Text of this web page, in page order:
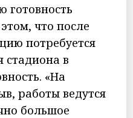
готовность
что после
потребуется
стадиона в
«На
работы ведутся
большое